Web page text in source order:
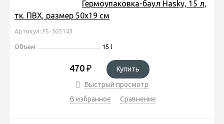
Гермоупаковка-баул Hasky, 15 л,
тк. ПВХ, размер 50х19 см
Артикул: FS-303143
Объем 15 l
470 ₽
Купить
Быстрый просмотр
В избранное
Сравнение